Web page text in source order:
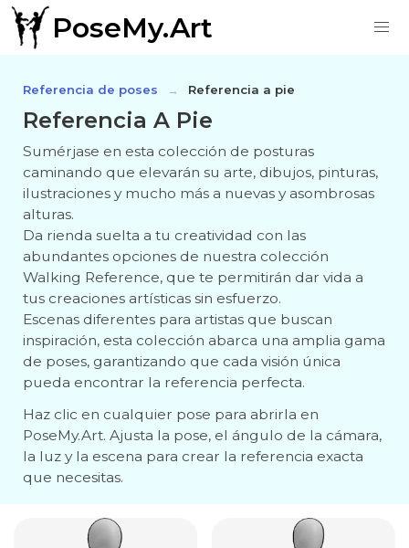
PoseMy.Art
Referencia de poses Referencia a pie
Referencia A Pie
Sumérjase en esta colección de posturas
caminando que elevarán su arte, dibujos, pinturas,
ilustraciones y mucho más a nuevas y asombrosas
alturas.
Da rienda suelta a tu creatividad con las
abundantes opciones de nuestra colección
Walking Reference, que te permitirán dar vida a
tus creaciones artísticas sin esfuerzo.
Escenas diferentes para artistas que buscan
inspiración, esta colección abarca una amplia gama
de poses, garantizando que cada visión única
pueda encontrar la referencia perfecta.
Haz clic en cualquier pose para abrirla en
PoseMy.Art. Ajusta la pose, el ángulo de la cámara,
la luz y la escena para crear la referencia exacta
que necesitas.